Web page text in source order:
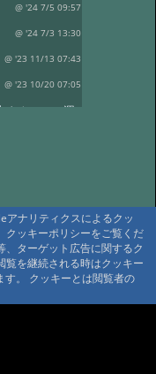
@ '24 7/5 09:57
@ '24 7/3 13:30
@ '23 11/13 07:43
@ '23 10/20 07:05
クシーの運
@ '22 12/16 07:18
まで
@ '22 11/3 09:34
アナリティクスによるクッ
クッキーポリシーをご覧くだ
、ターゲット広告に関するク
覧を継続される時はクッキー
。 クッキーとは閲覧者の